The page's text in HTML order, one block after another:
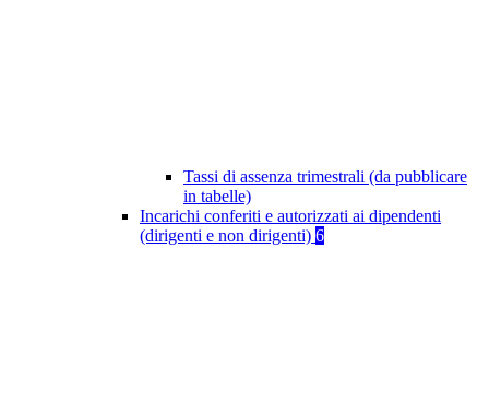
Tassi di assenza trimestrali (da pubblicare
in tabelle)
Incarichi conferiti e autorizzati ai dipendenti
(dirigenti e non dirigenti) 6